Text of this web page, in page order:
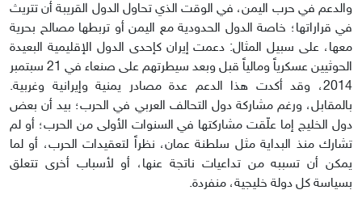
والدعم في حرب اليمن، في الوقت الذي تحاول الدول القريبة أن تتريث
في قراراتها؛ خاصة الدول الحدودية مع اليمن أو تربطها مصالح بحرية
معها، على سبيل المثال: دعمت إيران كإحدى الدول الإقليمية البعيدة
الحوثيين عسكرياً ومالياً قبل وبعد سيطرتهم على صنعاء في 21 سبتمبر
2014، وقد أكدت هذا الدعم عدة مصادر يمنية وإيرانية وغربية.
بالمقابل، ورغم مشاركة دول التحالف العربي في الحرب؛ بيد أن بعض
دول الخليج إما علّقت مشاركتها في السنوات الأولى من الحرب؛ أو لم
تشارك منذ البداية مثل سلطنة عمان، نظراً لتعقيدات الحرب، أو لما
يمكن أن تسببه من تداعيات ناتجة عنها، أو لأسباب أخرى تتعلق
بسياسة كل دولة خليجية، منفردة.